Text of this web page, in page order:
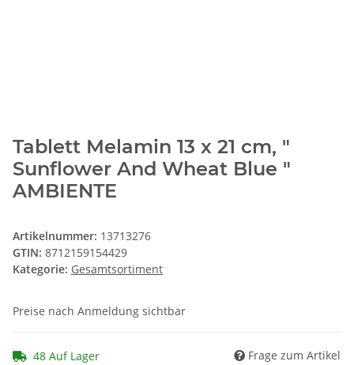
Tablett Melamin 13 x 21 cm, "
Sunflower And Wheat Blue "
AMBIENTE
Artikelnummer: 13713276
GTIN: 8712159154429
Kategorie: Gesamtsortiment
Preise nach Anmeldung sichtbar
48 Auf Lager Frage zum Artikel